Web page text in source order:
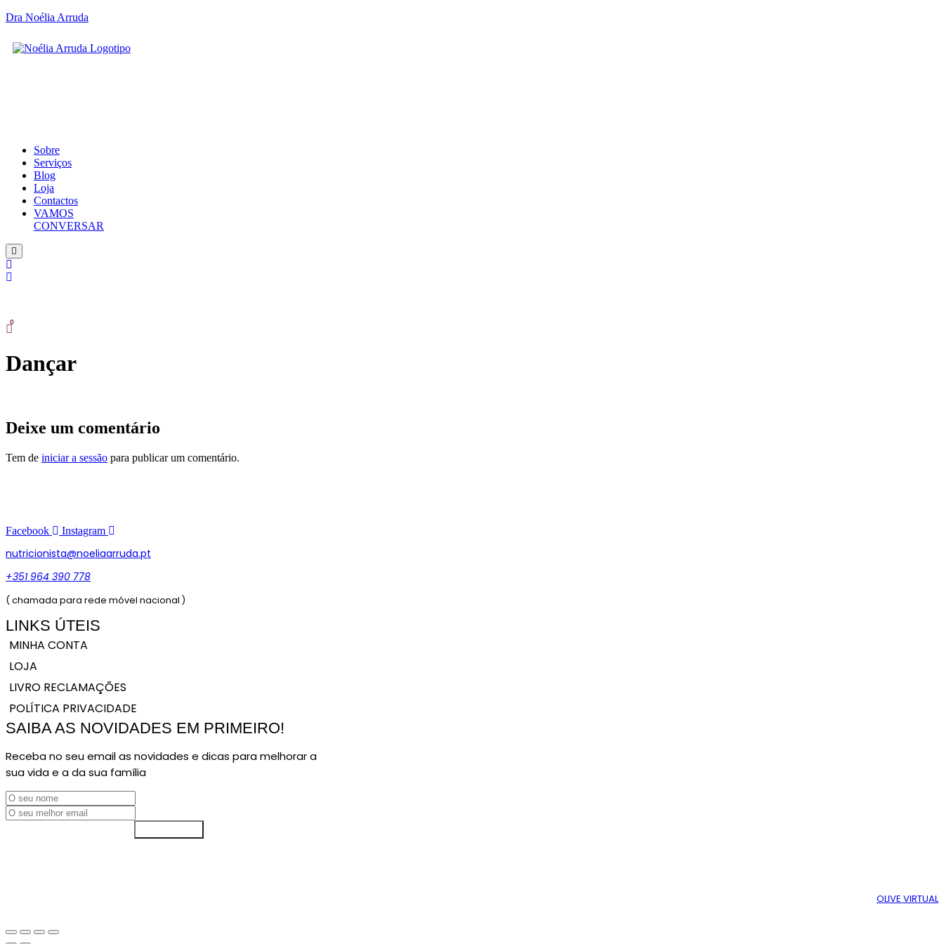
Dra Noélia Arruda
Sobre
Serviços
Blog
Loja
Contactos
VAMOS
CONVERSAR
Hamburger
Toggle
Menu
to
content
Dançar
Deixe um comentário
Tem de iniciar a sessão para publicar um comentário.
Facebook Instagram
nutricionista@noeliaarruda.pt
+351 964 390 778
( chamada para rede móvel nacional )
LINKS ÚTEIS
MINHA CONTA
LOJA
LIVRO RECLAMAÇÕES
POLÍTICA PRIVACIDADE
SAIBA AS NOVIDADES EM PRIMEIRO!
Receba no seu email as novidades e dicas para melhorar a
sua vida e a da sua família
OLIVE VIRTUAL